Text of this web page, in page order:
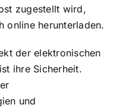
zugestellt wird,
online herunterladen.
der elektronischen
ihre Sicherheit.
und